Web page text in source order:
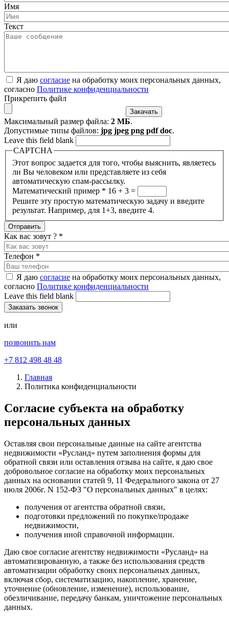
Имя
Текст
Я даю согласие на обработку моих персональных данных,
согласно Политике конфиденциальности
Прикрепить файл
Максимальный размер файла: 2 МБ.
Допустимые типы файлов: jpg jpeg png pdf doc.
Leave this field blank
CAPTCHA
Этот вопрос задается для того, чтобы выяснить, являетесь
ли Вы человеком или представляете из себя
автоматическую спам-рассылку.
Математический пример * 16 + 3 =
Решите эту простую математическую задачу и введите
результат. Например, для 1+3, введите 4.
Как вас зовут ? *
Телефон *
Я даю согласие на обработку моих персональных данных,
согласно Политике конфиденциальности
Leave this field blank
или
позвонить нам
+7 812 498 48 48
Главная
Политика конфиденциальности
Согласие субъекта на обработку
персональных данных
Оставляя свои персональные данные на сайте агентства
недвижимости «Русланд» путем заполнения формы для
обратной связи или оставления отзыва на сайте, я даю свое
добровольное согласие на обработку моих персональных
данных на основании статей 9, 11 Федерального закона от 27
июля 2006г. N 152-ФЗ "О персональных данных" в целях:
получения от агентства обратной связи,
подготовки предложений по покупке/продаже
недвижимости,
получения иной справочной информации.
Даю свое согласие агентству недвижимости «Русланд» на
автоматизированную, а также без использования средств
автоматизации обработку своих персональных данных,
включая сбор, систематизацию, накопление, хранение,
уточнение (обновление, изменение), использование,
обезличивание, передачу банкам, уничтожение персональных
данных.